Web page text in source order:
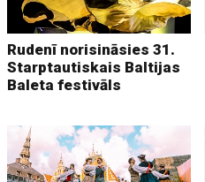
Rudenī norisināsies 31.
Starptautiskais Baltijas
Baleta festivāls